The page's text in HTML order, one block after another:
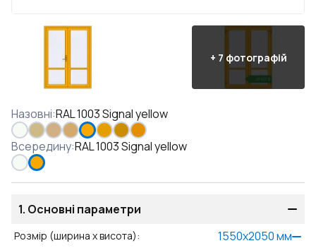
+ 7 фотографій
Назовні:RAL 1003 Signal yellow
Всередину:RAL 1003 Signal yellow
1. Основні параметри
Розмір (ширина x висота): 1550x2050мм